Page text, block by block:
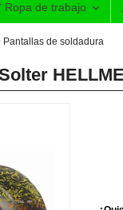
Ropa de trabajo
Pantallas de soldadura